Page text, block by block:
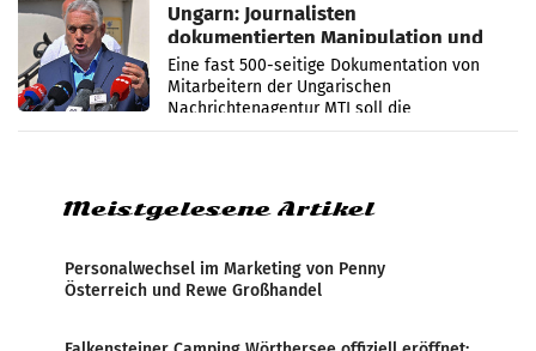
Ungarn: Journalisten
dokumentierten Manipulation und
Zensur
Eine fast 500-seitige Dokumentation von
Mitarbeitern der Ungarischen
Nachrichtenagentur MTI soll die
systematische Nachrichten-Manipulation und
Meistgelesene Artikel
Personalwechsel im Marketing von Penny
Österreich und Rewe Großhandel